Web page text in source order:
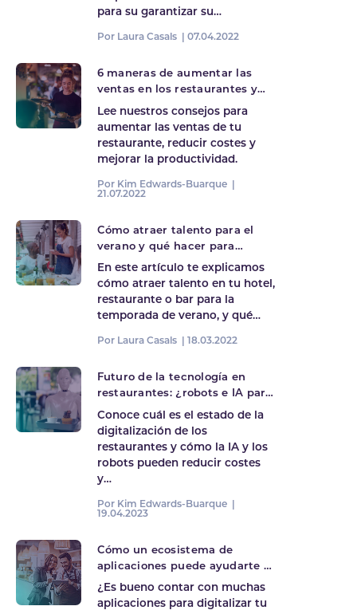
para su garantizar su…
Por Laura Casals | 07.04.2022
6 maneras de aumentar las
ventas en los restaurantes y
mejorar la productividad
Lee nuestros consejos para
aumentar las ventas de tu
restaurante, reducir costes y
mejorar la productividad.
Por Kim Edwards-Buarque |
21.07.2022
Cómo atraer talento para el
verano y qué hacer para
fidelizarlo
En este artículo te explicamos
cómo atraer talento en tu hotel,
restaurante o bar para la
temporada de verano, y qué…
Por Laura Casals | 18.03.2022
Futuro de la tecnología en
restaurantes: ¿robots e IA para
reducir costes?
Conoce cuál es el estado de la
digitalización de los
restaurantes y cómo la IA y los
robots pueden reducir costes
y…
Por Kim Edwards-Buarque |
19.04.2023
Cómo un ecosistema de
aplicaciones puede ayudarte a
gestionar tu negocio de
restauración
¿Es bueno contar con muchas
aplicaciones para digitalizar tu